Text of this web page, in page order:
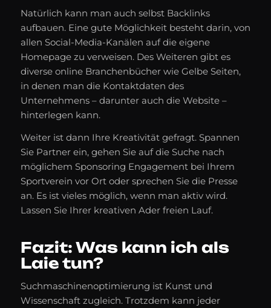
Natürlich kann man auch selbst Backlinks
aufbauen. Eine gute Möglichkeit besteht darin, von
allen Social-Media-Kanälen auf die eigene
Homepage zu verweisen. Des Weiteren gibt es
diverse online Branchenbücher wie Gelbe Seiten,
in denen man die Kontaktdaten des
Unternehmens – darunter auch die Website –
hinterlegen kann.
Weiter ist dann Ihre Kreativität gefragt. Spannen
Sie Partner ein, gehen Sie auf die Suche nach
möglichem Sponsoring Engagement bei Ihrem
Sportverein vor Ort oder sprechen Sie die Presse
an. Es ist vieles möglich, wenn man aktiv wird.
Lassen Sie Ihrer kreativen Ader freien Lauf.
Fazit: Was kann ich als
Laie tun?
Suchmaschinenoptimierung ist Kunst und
Wissenschaft zugleich. Trotzdem kann jeder